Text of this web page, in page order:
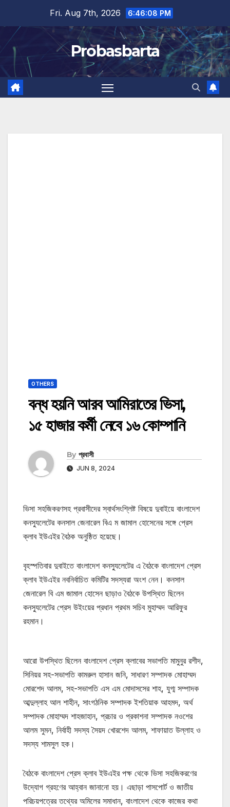
content
Fri. Aug 7th, 2026 6:46:08 PM
Probasbarta
OTHERS
বন্ধ হয়নি আরব আমিরাতের ভিসা,
১৫ হাজার কর্মী নেবে ১৬ কোম্পানি
By প্রবাসী
JUN 8, 2024
ভিসা সহজিকরণসহ প্রবাসীদের স্বার্থসংশ্লিষ্ট বিষয়ে দুবাইয়ে বাংলাদেশ
কনস্যুলেটের কনসাল জেনারেল বিএ ম জামাল হোসেনের সঙ্গে প্রেস
ক্লাব ইউএইর বৈঠক অনুষ্ঠিত হয়েছে।
বৃহস্পতিবার দুবাইতে বাংলাদেশ কনস্যুলেটের এ বৈঠকে বাংলাদেশ প্রেস
ক্লাব ইউএইর নবনির্বাচিত কমিটির সদস্যরা অংশ নেন। কনসাল
জেনারেল বি এম জামাল হোসেন ছাড়াও বৈঠকে উপস্থিত ছিলেন
কনস্যুলেটের প্রেস উইংয়ের প্রধান প্রথম সচিব মুহাম্মদ আরিফুর
রহমান।
আরো উপস্থিত ছিলেন বাংলাদেশ প্রেস ক্লাবের সভাপতি মামুনুর রশীদ,
সিনিয়র সহ-সভাপতি কামরুল হাসান জনি, সাধারণ সম্পাদক মোহাম্মদ
মোরশেদ আলম, সহ-সভাপতি এস এম মোদাসসের শাহ, যুগ্ম সম্পাদক
আব্দুল্লাহ আল শাহীন, সাংগঠনিক সম্পাদক ইশতিয়াক আহমদ, অর্থ
সম্পাদক মোহাম্মদ শাহজাহান, প্রচার ও প্রকাশনা সম্পাদক নওশের
আলম সুমন, নির্বাহী সদস্য সৈয়দ খোরশেদ আলম, শাফায়াত উল্লাহ ও
সদস্য শামসুল হক।
বৈঠকে বাংলাদেশ প্রেস ক্লাব ইউএইর পক্ষ থেকে ভিসা সহজিকরণের
উদ্যোগ গ্রহণের আহ্বান জানানো হয়। এছাড়া পাসপোর্ট ও জাতীয়
পরিচয়পত্রের তথ্যের অমিলের সমাধান, বাংলাদেশ থেকে কাজের কথা